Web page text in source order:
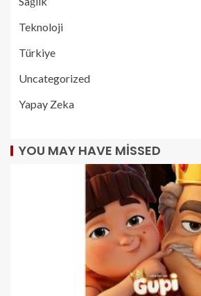
Teknoloji
Türkiye
Uncategorized
Yapay Zeka
YOU MAY HAVE MISSED